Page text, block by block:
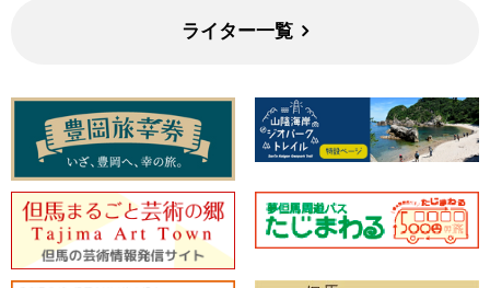
ライター一覧